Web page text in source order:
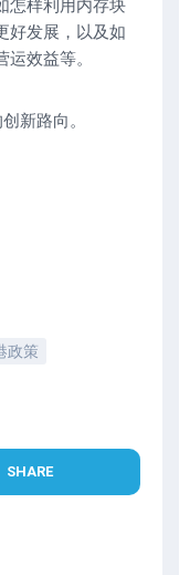
怎样利用内存块
好发展，以及如
效益等。
新路向。
政策
SHARE